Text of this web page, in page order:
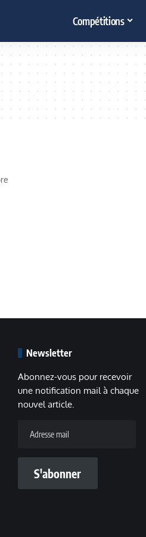
Compétitions
Newsletter
Abonnez-vous pour recevoir
une notification mail à chaque
nouvel article.
mail
S'abonner